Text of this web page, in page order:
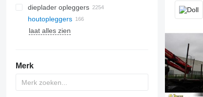
dieplader opleggers
houtopleggers
laat alles zien
Merk